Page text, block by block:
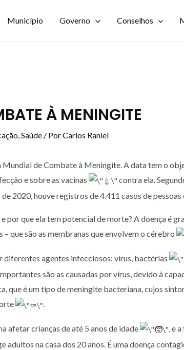
Município Governo Conselhos
À MENINGITE
,Saúde / PorCarlos Raniel
Mundial de Combate à Meningite. A data tem o
e sobre as vacinas
contra ela.
de 2020, houve registros de 4.411 casos de
por que ela tem potencial de morte? A doença é
– que são as membranas que envolvem o cérebro
diferentes agentes infecciosos: vírus, bactérias
são as causadas por vírus, devido à
que é um tipo de meningite bacteriana, cujos
.
afetar crianças de até 5 anos de idade
, e
adultos na casa dos 20 anos. É uma doença